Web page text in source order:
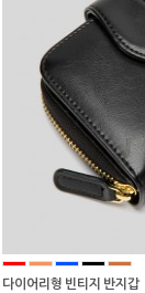
다이어리형 빈티지 반지갑